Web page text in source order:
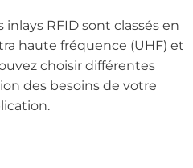
inlays RFID sont classés en
haute fréquence (UHF) et
choisir différentes
des besoins de votre